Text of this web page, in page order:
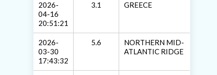
2026-
04-16
20:51:21
3.1 GREECE
2026-
03-30
17:43:32
5.6
NORTHERN MID-
ATLANTIC RIDGE